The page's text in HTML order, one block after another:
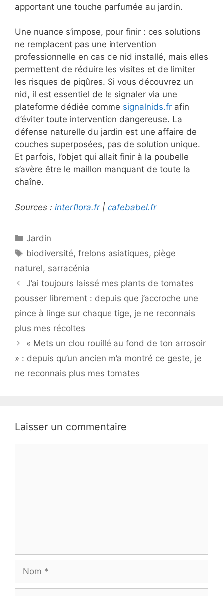
apportant une touche parfumée au jardin.
Une nuance s’impose, pour finir : ces solutions
ne remplacent pas une intervention
professionnelle en cas de nid installé, mais elles
permettent de réduire les visites et de limiter
les risques de piqûres. Si vous découvrez un
nid, il est essentiel de le signaler via une
plateforme dédiée comme signalnids.fr afin
d’éviter toute intervention dangereuse. La
défense naturelle du jardin est une affaire de
couches superposées, pas de solution unique.
Et parfois, l’objet qui allait finir à la poubelle
s’avère être le maillon manquant de toute la
chaîne.
Sources : interflora.fr| cafebabel.fr
Catégories
Jardin
Étiquettes
biodiversité,frelons asiatiques, piège
naturel, sarracénia
J’ai toujours laissé mes plants de tomates
pousser librement : depuis que j’accroche une
pince à linge sur chaque tige, je ne reconnais
plus mes récoltes
« Mets un clou rouillé au fond de ton arrosoir
» : depuis qu’un ancien m’a montré ce geste, je
ne reconnais plus mes tomates
Laisser un commentaire